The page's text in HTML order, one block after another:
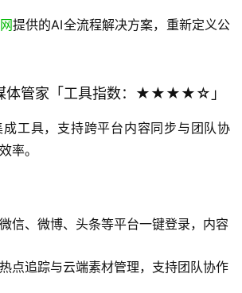
提供的AI全流程解决方案，重新定义公
媒体管家「工具指数：★★★★☆」
工具，支持跨平台内容同步与团队协
率。
信、微博、头条等平台一键登录，内容
点追踪与云端素材管理，支持团队协作